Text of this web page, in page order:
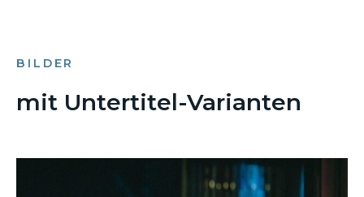
BILDER
mit Untertitel-Varianten